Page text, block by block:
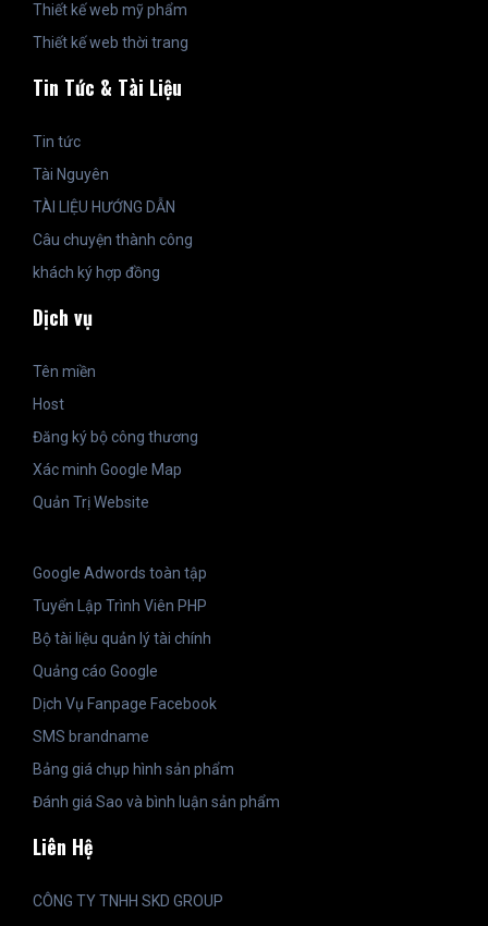
Thiết kế web mỹ phẩm
Thiết kế web thời trang
Tin Tức & Tài Liệu
Tin tức
Tài Nguyên
TÀI LIỆU HƯỚNG DẪN
Câu chuyện thành công
khách ký hợp đồng
Dịch vụ
Tên miền
Host
Đăng ký bộ công thương
Xác minh Google Map
Quản Trị Website
Google Adwords toàn tập
Tuyển Lập Trình Viên PHP
Bộ tài liệu quản lý tài chính
Quảng cáo Google
Dịch Vụ Fanpage Facebook
SMS brandname
Bảng giá chụp hình sản phẩm
Đánh giá Sao và bình luận sản phẩm
Liên Hệ
CÔNG TY TNHH SKD GROUP